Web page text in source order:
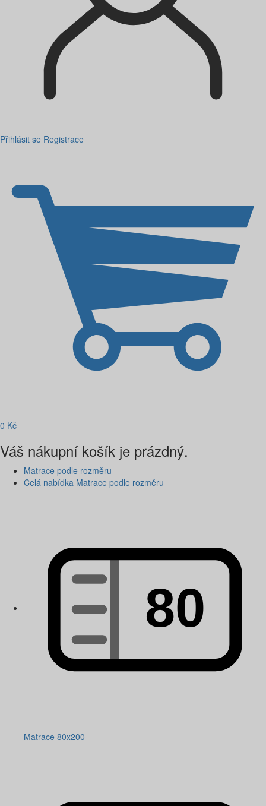
Přihlásit se Registrace
0 Kč
Váš nákupní košík je prázdný.
Matrace podle rozměru
Celá nabídka Matrace podle rozměru
Matrace 80x200